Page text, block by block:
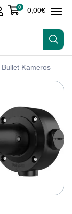
0 0,00€
Bullet Kameros